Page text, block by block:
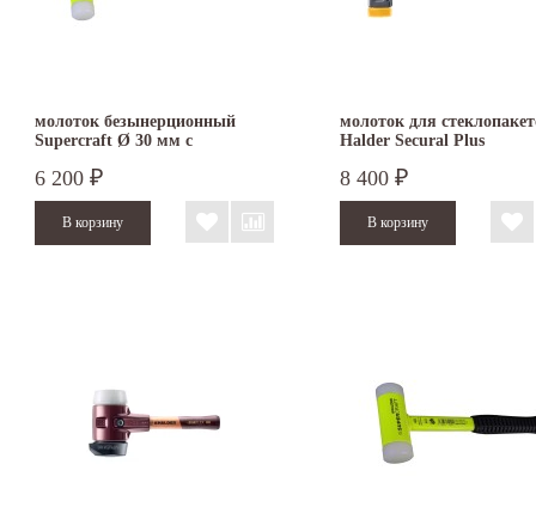
молоток безынерционный
Supercraft Ø 30 мм с
3377.130
6 200 ₽
молоток для
Halder Secural Plus
3380.140
8 400 ₽